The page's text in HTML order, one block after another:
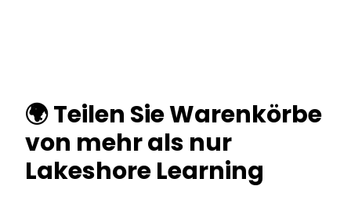
🌍 Teilen Sie Warenkörbe
von mehr als nur
Lakeshore Learning